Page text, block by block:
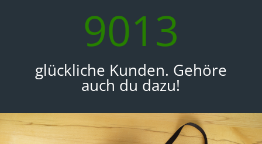
9013
glückliche Kunden. Gehöre
auch du dazu!